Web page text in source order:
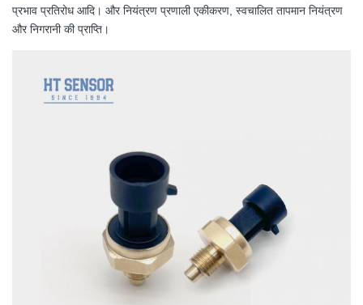
प्रभाव प्रतिरोध आदि। और नियंत्रण प्रणाली एकीकरण, स्वचालित तापमान नियंत्रण
और निगरानी की प्राप्ति।